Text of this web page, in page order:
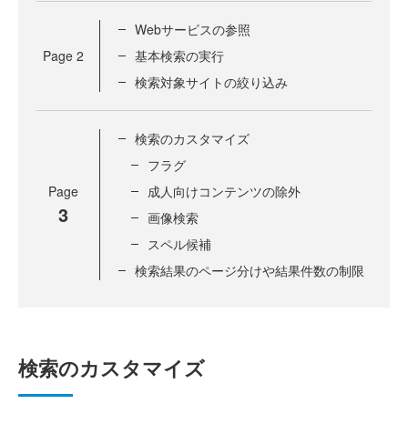
Page 2
Webサービスの参照
基本検索の実行
検索対象サイトの絞り込み
Page
3
検索のカスタマイズ
フラグ
成人向けコンテンツの除外
画像検索
スペル候補
検索結果のページ分けや結果件数の制限
検索のカスタマイズ